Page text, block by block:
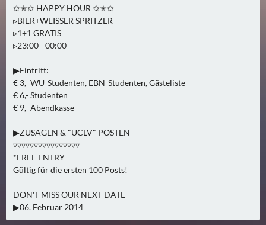
U
E
B
R
M
O
R
E
N
(
)
✩✭✩ HAPPY HOUR ✩✭✩
▹BIER+WEISSER SPRITZER
▹1+1 GRATIS
▹23:00 - 00:00
▶Eintritt:
€ 3,- WU-Studenten, EBN-Studenten, Gästeliste
€ 6,- Studenten
€ 9,- Abendkasse
▶ZUSAGEN & "UCLV" POSTEN
▿▿▿▿▿▿▿▿▿▿▿▿▿▿▿▿
*FREE ENTRY
Gültig für die ersten 100 Posts!
DON'T MISS OUR NEXT DATE
▶06. Februar 2014